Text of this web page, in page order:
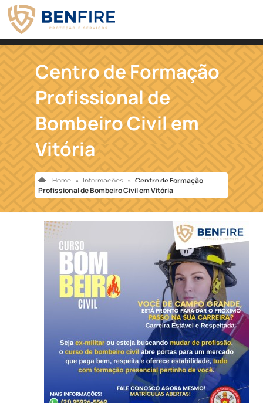
Centro de Formação
Profissional de
Bombeiro Civil em
Vitória
Home » Informações » Centro de Formação
Profissional de Bombeiro Civil em Vitória